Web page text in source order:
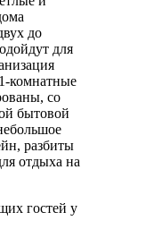
до
для
комнатные
со
бытовой
разбиты
отдыха на
гостей у